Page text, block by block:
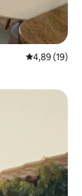
Calificación
4,89 (19)